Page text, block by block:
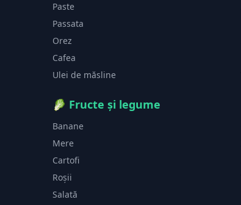
Paste
Passata
Orez
Cafea
Ulei de măsline
🥬 Fructe și legume
Banane
Mere
Cartofi
Roșii
Salată